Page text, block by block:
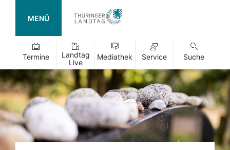
MENÜ
Termine
Landtag
Live
Mediathek Service Suche